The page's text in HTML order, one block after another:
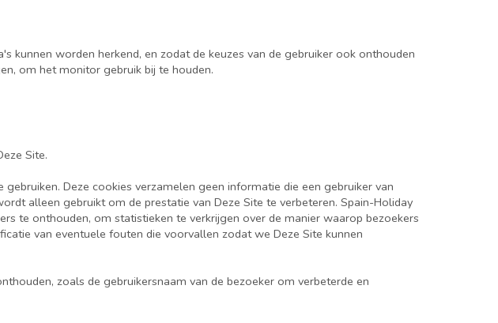
kunnen worden herkend, en zodat de keuzes van de gebruiker ook onthouden
om het monitor gebruik bij te houden.
Site.
Deze cookies verzamelen geen informatie die een gebruiker van
alleen gebruikt om de prestatie van Deze Site te verbeteren. Spain-Holiday
te onthouden, om statistieken te verkrijgen over de manier waarop bezoekers
van eventuele fouten die voorvallen zodat we Deze Site kunnen
zoals de gebruikersnaam van de bezoeker om verbeterde en